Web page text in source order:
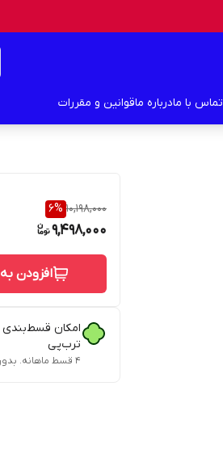
تماس با مادرباره ماقوانین و مقررات
10,198,000
6%
9,498,000
افزودن
امکان قسط‌بندی
ترب‌پی
۴ قسط ماهانه. بدون سود، چک و ضامن.